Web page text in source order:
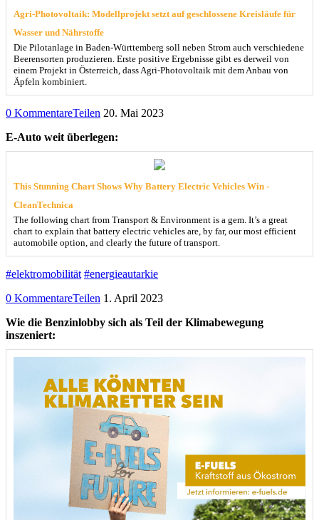
Agri-Photovoltaik: Modellprojekt setzt auf geschlossene Kreisläufe für
Wasser und Nährstoffe
Die Pilotanlage in Baden-Württemberg soll neben Strom auch verschiedene
Beerensorten produzieren. Erste positive Ergebnisse gibt es derweil von
einem Projekt in Österreich, dass Agri-Photovoltaik mit dem Anbau von
Äpfeln kombiniert.
0 KommentareTeilen 20. Mai 2023
E-Auto weit überlegen:
This Stunning Chart Shows Why Battery Electric Vehicles Win -
CleanTechnica
The following chart from Transport & Environment is a gem. It’s a great
chart to explain that battery electric vehicles are, by far, our most efficient
automobile option, and clearly the future of transport.
#elektromobilität #energieautarkie
0 KommentareTeilen 1. April 2023
Wie die Benzinlobby sich als Teil der Klimabewegung
inszeniert: